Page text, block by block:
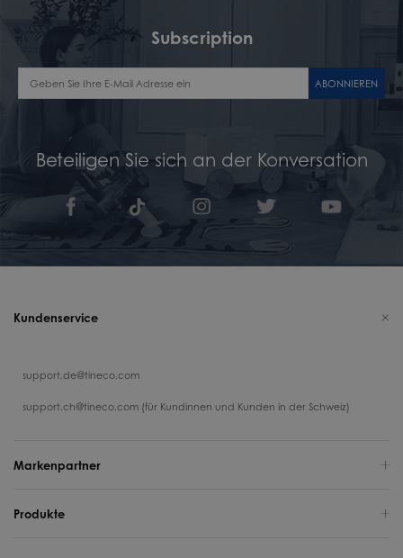
Subscription
ABONNIEREN
Beteiligen Sie sich an der Konversation
Kundenservice
support.de@tineco.com
support.ch@tineco.com (für Kundinnen und Kunden in der Schweiz)
Markenpartner
Produkte